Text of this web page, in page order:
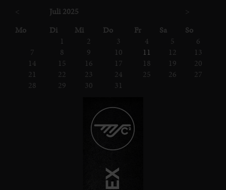
< Juli 2025
>
Montag DienstagMittwochDonnerstag
Freitag Samstag Sonntag
1
2 3 4 5
6
7
8 9 10 11 12
13
14
15 16 17 18 19
20
21
22 23 24 25 26
27
28
29 30 31